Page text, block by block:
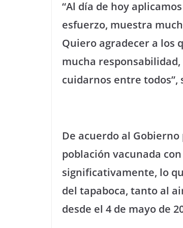
“Al día de hoy
esfuerzo, muestra
Quiero agradecer a los
mucha
cuidarnos entre todos”,
De acuerdo al
población vacunada
significativamente, lo
del tapaboca, tanto al
desde el 4 de mayo de